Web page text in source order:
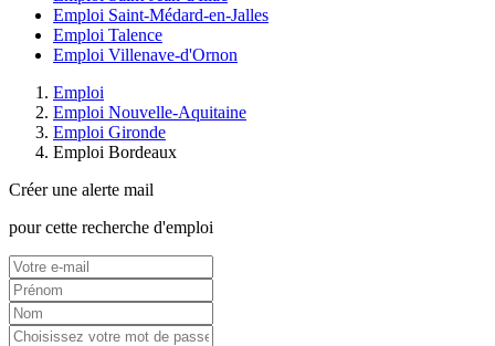
Emploi Saint-Médard-en-Jalles
Emploi Talence
Emploi Villenave-d'Ornon
Emploi
Emploi Nouvelle-Aquitaine
Emploi Gironde
Emploi Bordeaux
Créer une alerte mail
pour cette recherche d'emploi